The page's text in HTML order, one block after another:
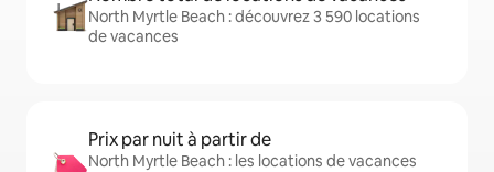
North Myrtle Beach : découvrez 3 590 locations
de vacances
Prix par nuit à partir de
North Myrtle Beach : les locations de vacances